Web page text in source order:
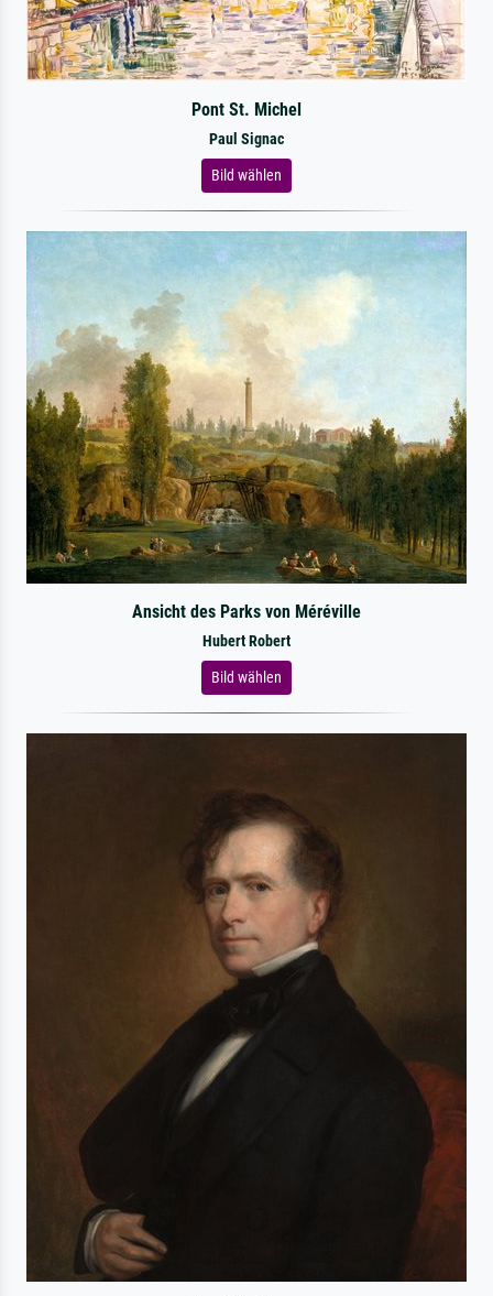
Pont St. Michel
Paul Signac
Bild wählen
Ansicht des Parks von Méréville
Hubert Robert
Bild wählen